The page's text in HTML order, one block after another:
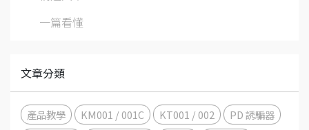
一篇看懂
文章分類
產品教學 KM001 / 001C KT001 / 002
PD 誘騙器